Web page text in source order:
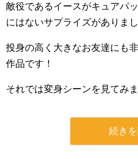
敵役であるイースがキュアパ
にはないサプライズがありま
投身の高く大きなお友達にも
作品です！
それでは変身シーンを見てみ
続き